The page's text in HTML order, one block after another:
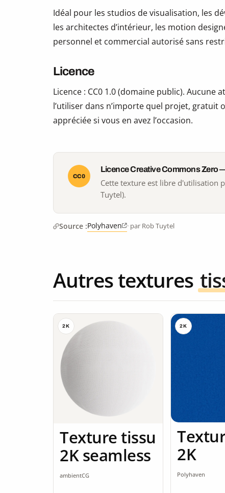
Idéal pour les studios de visualisation, les
les architectes d’intérieur, les motion
personnel et commercial autorisé sans
Licence
Licence : CC0 1.0 (domaine public).
l’utiliser dans n’importe quel projet, gratuit
appréciée si vous en avez l’occasion.
CC0
Licence Creative Commons Zero
Cette texture est libre d'utilisation
Tuytel).
Source :Polyhaven · par Rob Tuytel
Autres textures
2K
Texture tissu
2K seamless
ambientCG
2K
2K
Polyhaven